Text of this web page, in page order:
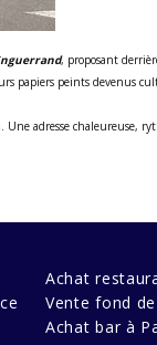
, proposant
papiers peints devenus
Une adresse chaleureuse,
Achat
Vente fond
Achat bar à